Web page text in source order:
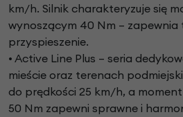
km/h. Silnik charakteryzuje się
wynoszącym 40 Nm – zapewnia
przyspieszenie.
• Active Line Plus – seria
mieście oraz terenach
do prędkości 25 km/h, a
50 Nm zapewni sprawne i